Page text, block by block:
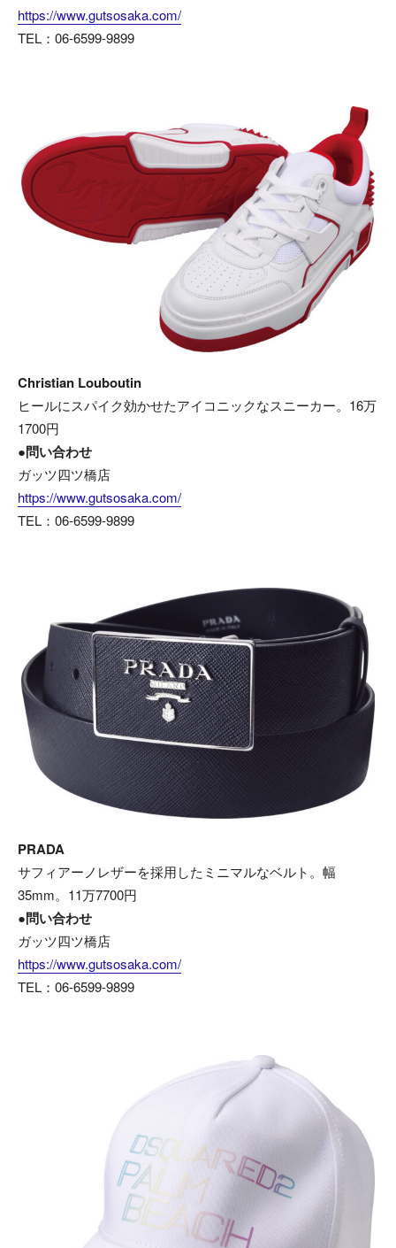
https://www.gutsosaka.com/
TEL：06-6599-9899
Christian Louboutin
ヒールにスパイク効かせたアイコニックなスニーカー。16万
1700円
●問い合わせ
ガッツ四ツ橋店
https://www.gutsosaka.com/
TEL：06-6599-9899
PRADA
サフィアーノレザーを採用したミニマルなベルト。幅
35mm。11万7700円
●問い合わせ
ガッツ四ツ橋店
https://www.gutsosaka.com/
TEL：06-6599-9899